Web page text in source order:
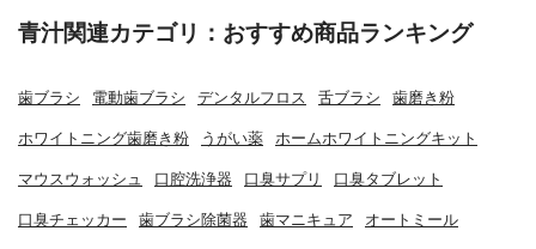
青汁関連カテゴリ：おすすめ商品ランキング
歯ブラシ 電動歯ブラシ デンタルフロス 舌ブラシ 歯磨き粉
ホワイトニング歯磨き粉 うがい薬 ホームホワイトニングキット
マウスウォッシュ 口腔洗浄器 口臭サプリ 口臭タブレット
口臭チェッカー 歯ブラシ除菌器 歯マニキュア オートミール